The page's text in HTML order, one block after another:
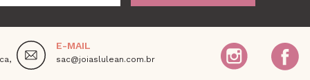
E-MAIL
sac@joiaslulean.com.br